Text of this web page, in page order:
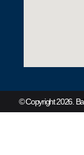
© Copyright 2026.